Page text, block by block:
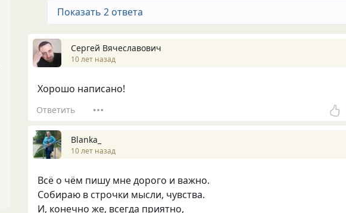
Показать 2 ответа
Сергей Вячеславович
10 лет назад
Хорошо написано!
Ответить
Blanka_
10 лет назад
Всё о чём пишу мне дорого и важно.
Собираю в строчки мысли, чувства.
И, конечно же, всегда приятно,